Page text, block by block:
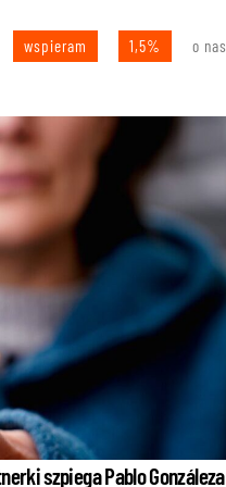
wspieram 1,5% o nas
szpiega Pablo Gonzáleza